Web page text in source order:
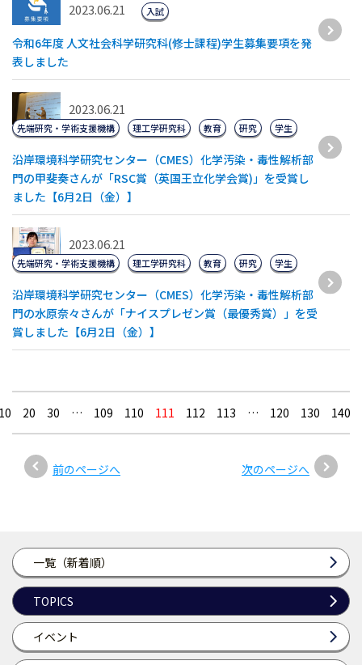
一覧（新着順）
TOPICS
イベント
2023.06.21
令和6年度 人文社会科学研究科(修士課程)学生募集要項を発
表しました
入試
2023.06.21
沿岸環境科学研究センター（CMES）化学汚染・毒性解析部
門の甲斐奏さんが「RSC賞（英国王立化学会賞)」を受賞し
ました【6月2日（金）】
先端研究・学術支援機構 理工学研究科 教育 研究 学生
2023.06.21
沿岸環境科学研究センター（CMES）化学汚染・毒性解析部
門の水原奈々さんが「ナイスプレゼン賞（最優秀賞）」を受
賞しました【6月2日（金）】
先端研究・学術支援機構 理工学研究科 教育 研究 学生
前のページへ
20 30 … 109 110 111 112 113 … 120 130 140
次のページへ